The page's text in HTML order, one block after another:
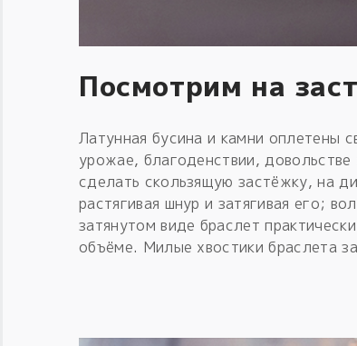
Посмотрим на
Латунная бусина и камни оплетены
урожае, благоденствии,
сделать скользящую застёжку, на
растягивая шнур и затягивая его;
затянутом виде браслет
объёме. Милые хвостики браслета